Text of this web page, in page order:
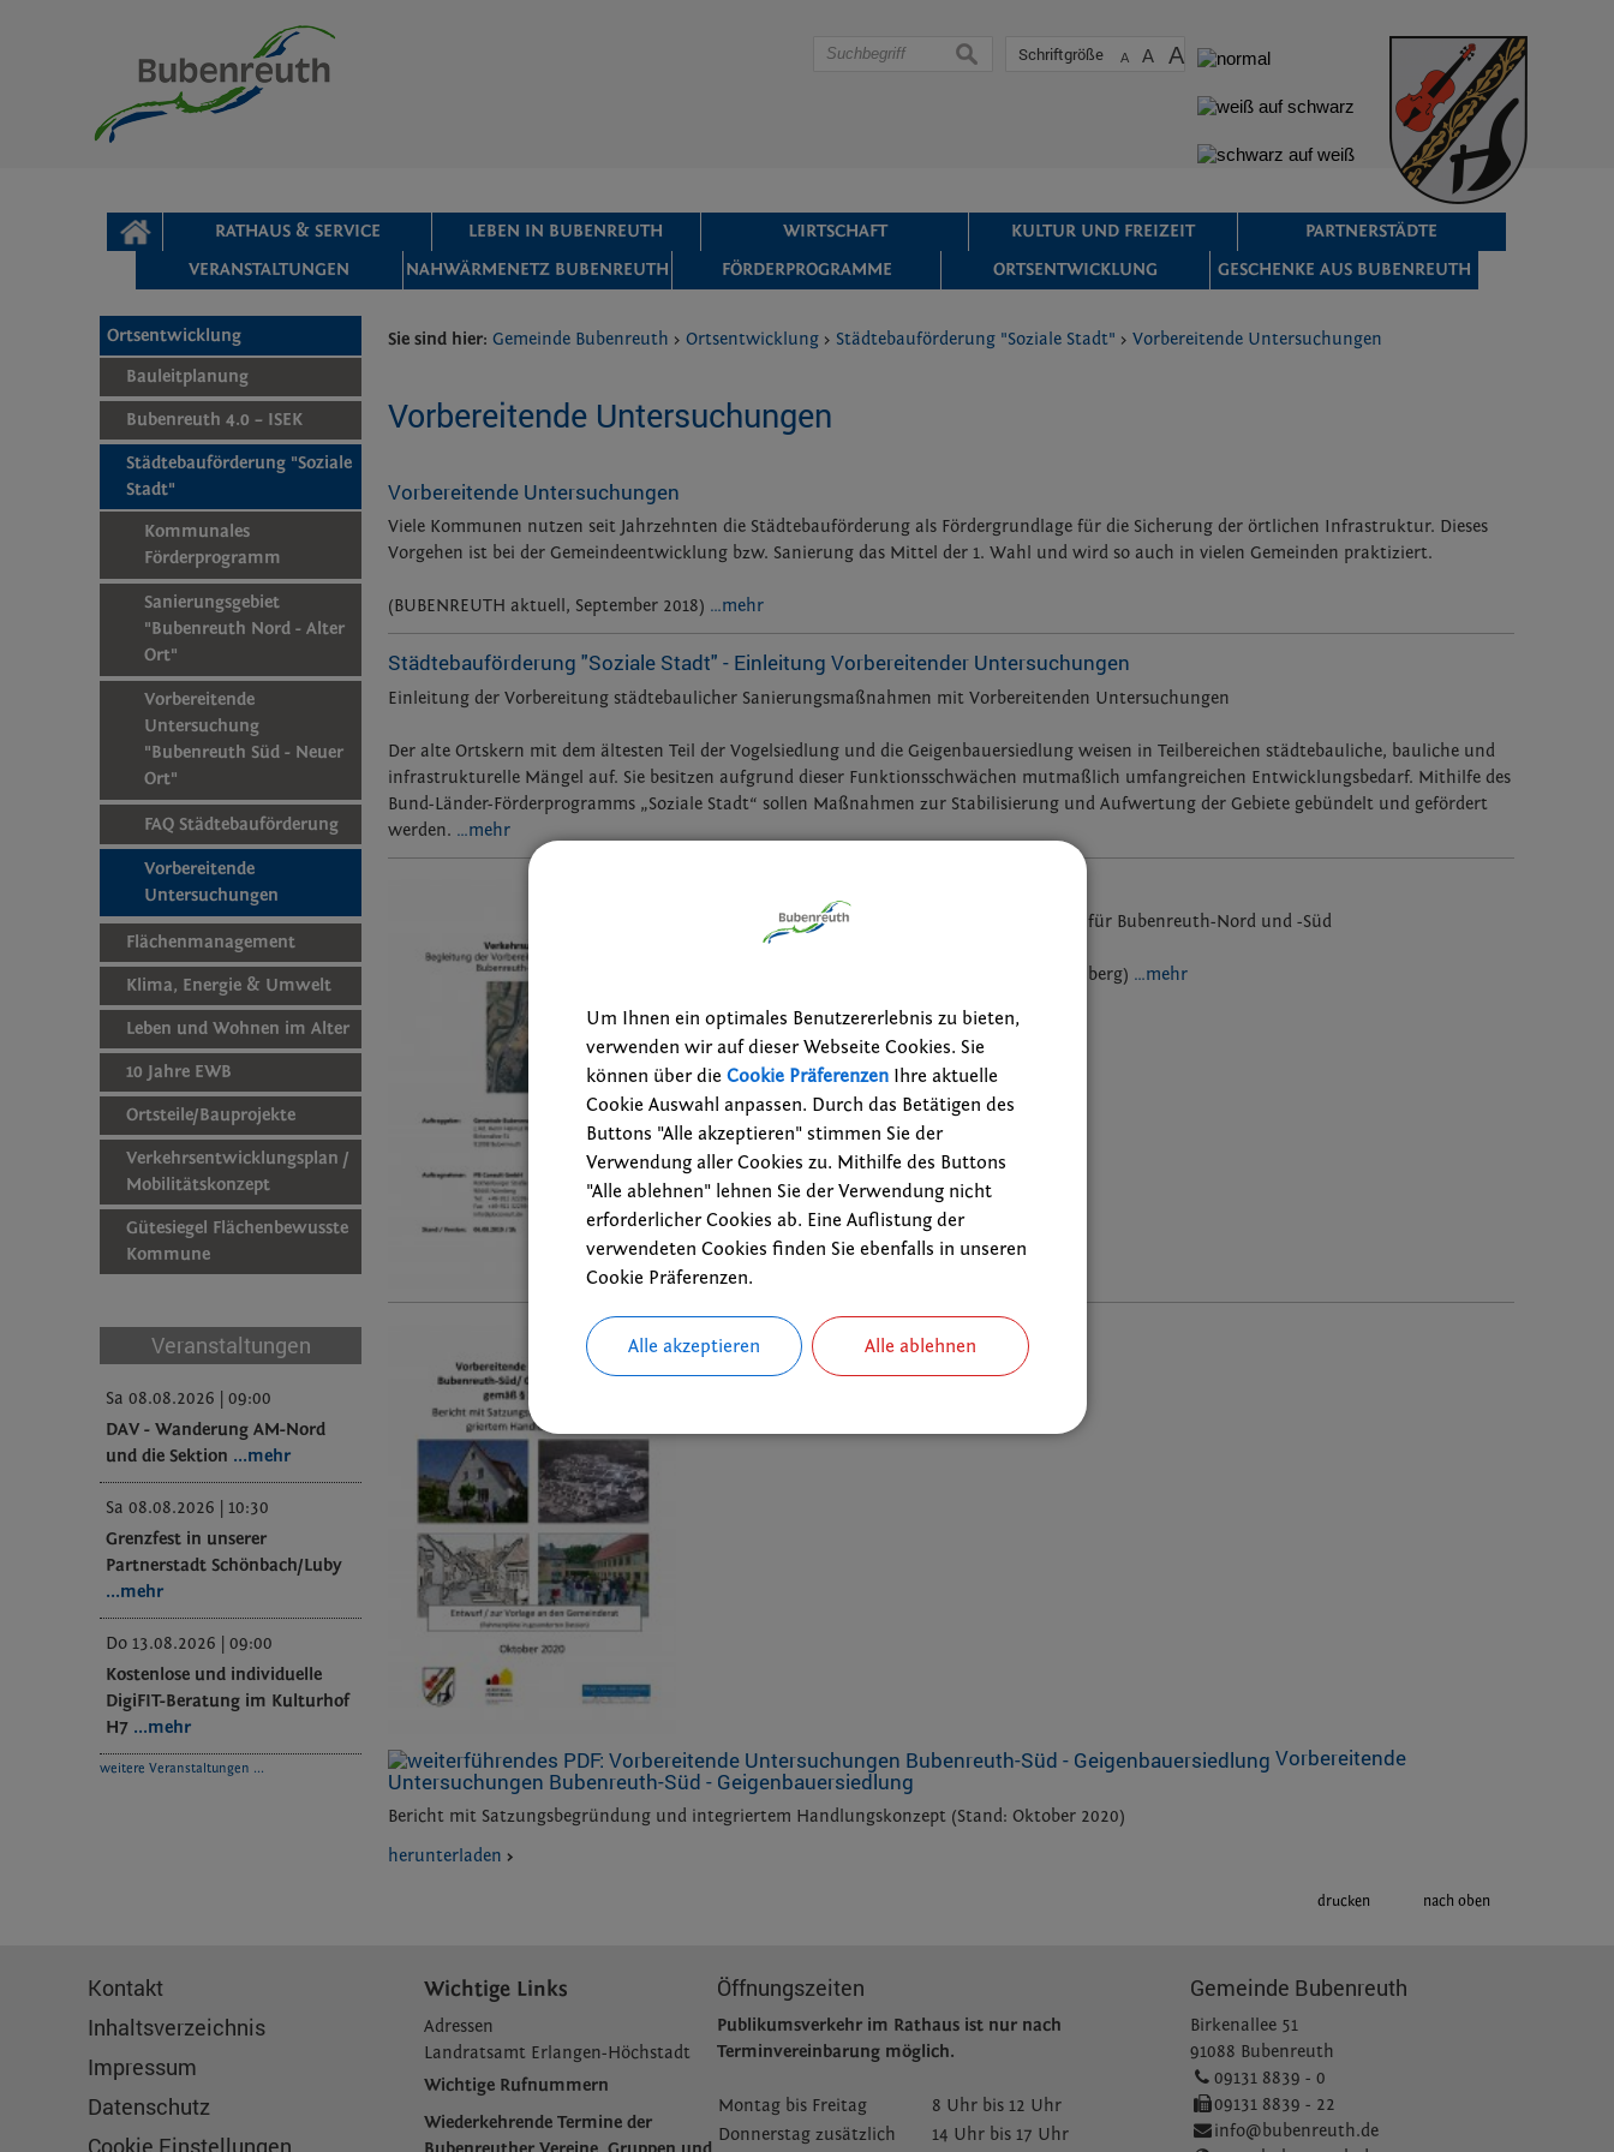
Schriftgröße A A A
suchen
STARTSEITE RATHAUS & SERVICE LEBEN IN BUBENREUTH WIRTSCHAFT KULTUR UND FREIZEIT
PARTNERSTÄDTE
VERANSTALTUNGEN
NAHWÄRMENETZ BUBENREUTH FÖRDERPROGRAMME ORTSENTWICKLUNG GESCHENKE AUS BUBENREUTH
Ortsentwicklung
Bauleitplanung
Bubenreuth 4.0 – ISEK
Städtebauförderung "Soziale
Stadt"
Kommunales
Förderprogramm
Sanierungsgebiet
"Bubenreuth Nord - Alter
Ort"
Vorbereitende
Untersuchung
"Bubenreuth Süd - Neuer
Ort"
FAQ Städtebauförderung
Vorbereitende
Untersuchungen
Flächenmanagement
Klima, Energie & Umwelt
Leben und Wohnen im Alter
10 Jahre EWB
Ortsteile/Bauprojekte
Verkehrsentwicklungsplan /
Mobilitätskonzept
Gütesiegel Flächenbewusste
Kommune
Veranstaltungen
Sa 08.08.2026 | 09:00
DAV - Wanderung AM-Nord
und die Sektion ...mehr
Sa 08.08.2026 | 10:30
Grenzfest in unserer
Partnerstadt Schönbach/Luby
...mehr
Do 13.08.2026 | 09:00
Kostenlose und individuelle
DigiFIT-Beratung im Kulturhof
H7 ...mehr
weitere Veranstaltungen ...
Sie sind hier: Gemeinde Bubenreuth >Ortsentwicklung > Städtebauförderung "Soziale Stadt" >Vorbereitende Untersuchungen
Vorbereitende Untersuchungen
Vorbereitende Untersuchungen
Viele Kommunen nutzen seit Jahrzehnten die Städtebauförderung als Fördergrundlage für die Sicherung der örtlichen Infrastruktur. Dieses
Vorgehen ist bei der Gemeindeentwicklung bzw. Sanierung das Mittel der 1. Wahl und wird so auch in vielen Gemeinden praktiziert.
(BUBENREUTH aktuell, September 2018) …mehr
Städtebauförderung "Soziale Stadt" - Einleitung Vorbereitender Untersuchungen
Einleitung der Vorbereitung städtebaulicher Sanierungsmaßnahmen mit Vorbereitenden Untersuchungen
Der alte Ortskern mit dem ältesten Teil der Vogelsiedlung und die Geigenbauersiedlung weisen in Teilbereichen städtebauliche, bauliche und
infrastrukturelle Mängel auf. Sie besitzen aufgrund dieser Funktionsschwächen mutmaßlich umfangreichen Entwicklungsbedarf. Mithilfe des
Bund-Länder-Förderprogramms „Soziale Stadt“ sollen Maßnahmen zur Stabilisierung und Aufwertung der Gebiete gebündelt und gefördert
werden. …mehr
Begleitung der Vorbereitenden Untersuchungen für Bubenreuth-Nord und -Süd
(Stand: 6. August 2019 / PB Consult GmbH, Nürnberg) …mehr
Vorbereitende
Untersuchungen Bubenreuth-Süd - Geigenbauersiedlung
Bericht mit Satzungsbegründung und integriertem Handlungskonzept (Stand: Oktober 2020)
herunterladen >
drucken nach oben
Kontakt
Inhaltsverzeichnis
Impressum
Datenschutz
Wichtige Links
Adressen
Landratsamt Erlangen-Höchstadt
Wichtige Rufnummern
Wiederkehrende Termine der
Öffnungszeiten
Publikumsverkehr im Rathaus ist nur nach
Terminvereinbarung möglich.
Montag bis Freitag
8 Uhr bis 12 Uhr
Donnerstag zusätzlich
14 Uhr bis 17 Uhr
Gemeinde Bubenreuth
Birkenallee 51
91088 Bubenreuth
09131 8839 - 0
09131 8839 - 22
info@bubenreuth.de
Um Ihnen ein optimales Benutzererlebnis zu bieten,
verwenden wir auf dieser Webseite Cookies. Sie
können über die Cookie PräferenzenIhre aktuelle
Cookie Auswahl anpassen. Durch das Betätigen des
Buttons "Alle akzeptieren" stimmen Sie der
Verwendung aller Cookies zu. Mithilfe des Buttons
"Alle ablehnen" lehnen Sie der Verwendung nicht
erforderlicher Cookies ab. Eine Auflistung der
verwendeten Cookies finden Sie ebenfalls in unseren
Cookie Präferenzen.
Alle akzeptieren Alle ablehnen